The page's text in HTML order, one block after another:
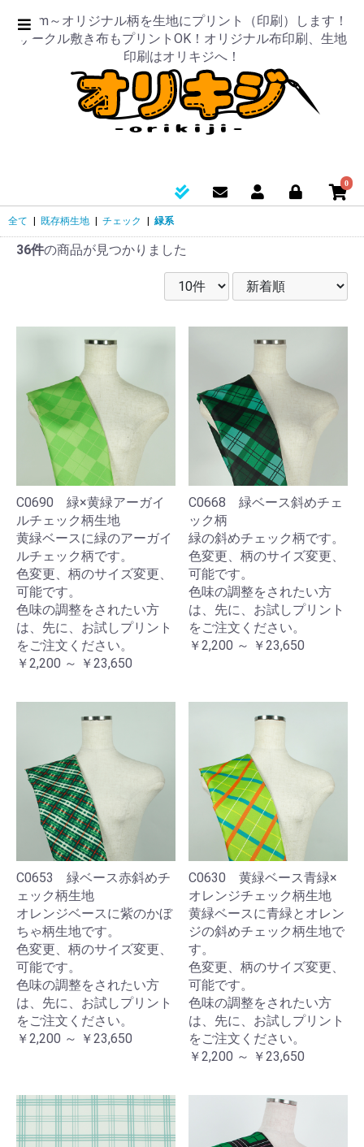
50cm～オリジナル柄を生地にプリント（印刷）します！
サークル敷き布もプリントOK！オリジナル布印刷、生地
印刷はオリキジへ！
0
全て 既存柄生地 チェック 緑系
36件の商品が見つかりました
C0690 緑×黄緑アーガイ
ルチェック柄生地
黄緑ベースに緑のアーガイ
ルチェック柄です。
色変更、柄のサイズ変更、
可能です。
色味の調整をされたい方
は、先に、お試しプリント
をご注文ください。
￥2,200 ～ ￥23,650
C0668 緑ベース斜めチェ
ック柄
緑の斜めチェック柄です。
色変更、柄のサイズ変更、
可能です。
色味の調整をされたい方
は、先に、お試しプリント
をご注文ください。
￥2,200 ～ ￥23,650
C0653 緑ベース赤斜めチ
ェック柄生地
オレンジベースに紫のかぼ
ちゃ柄生地です。
色変更、柄のサイズ変更、
可能です。
色味の調整をされたい方
は、先に、お試しプリント
をご注文ください。
￥2,200 ～ ￥23,650
C0630 黄緑ベース青緑×
オレンジチェック柄生地
黄緑ベースに青緑とオレン
ジの斜めチェック柄生地で
す。
色変更、柄のサイズ変更、
可能です。
色味の調整をされたい方
は、先に、お試しプリント
をご注文ください。
￥2,200 ～ ￥23,650